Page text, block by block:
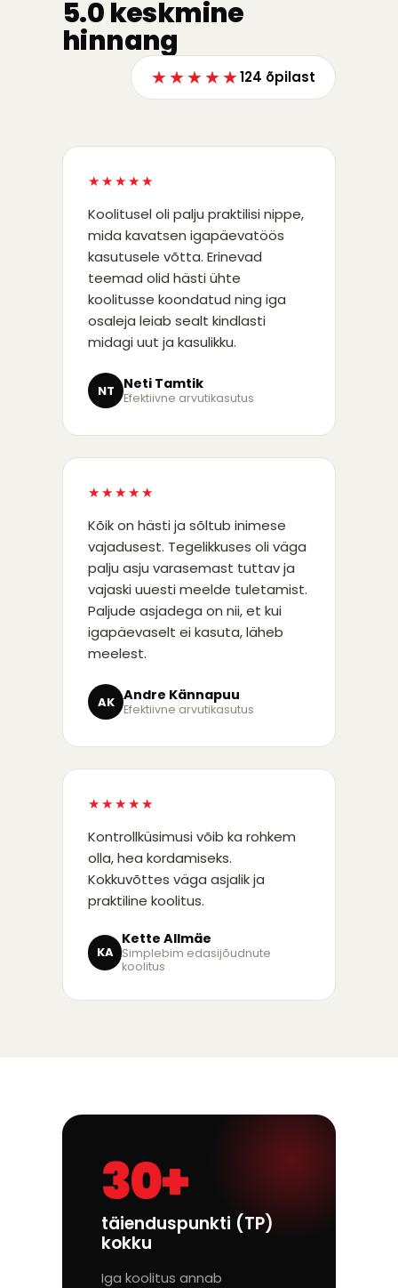
5.0 keskmine
hinnang
★★★★★124 õpilast
★★★★★
Koolitusel oli palju praktilisi nippe,
mida kavatsen igapäevatöös
kasutusele võtta. Erinevad
teemad olid hästi ühte
koolitusse koondatud ning iga
osaleja leiab sealt kindlasti
midagi uut ja kasulikku.
NT Neti Tamtik
Efektiivne arvutikasutus
★★★★★
Kõik on hästi ja sõltub inimese
vajadusest. Tegelikkuses oli väga
palju asju varasemast tuttav ja
vajaski uuesti meelde tuletamist.
Paljude asjadega on nii, et kui
igapäevaselt ei kasuta, läheb
meelest.
AK Andre Kännapuu
Efektiivne arvutikasutus
★★★★★
Kontrollküsimusi võib ka rohkem
olla, hea kordamiseks.
Kokkuvõttes väga asjalik ja
praktiline koolitus.
KA
Kette Allmäe
Simplebim edasijõudnute
koolitus
30+
täienduspunkti (TP)
kokku
Iga koolitus annab